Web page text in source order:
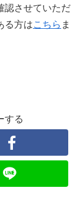
認させていただ
る方はこちら ま
する